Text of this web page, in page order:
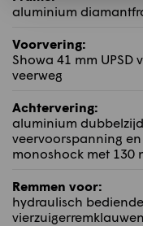
aluminium
Voorvering:
Showa 41 mm UPSD
veerweg
Achtervering:
aluminium
veervoorspanning
monoshock met 130
Remmen voor:
hydraulisch
vierzuigerremklauwen